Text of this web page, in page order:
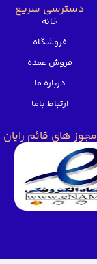
دسترسی سریع
خانه
فروشگاه
فروش عمده
درباره ما
ارتباط باما
مجوز های قائم رایان